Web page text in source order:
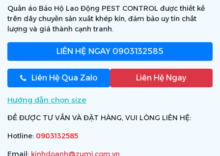
Quần áo Bảo Hộ Lao Động PEST CONTROL được thiết kế
trên dây chuyền sản xuất khép kín, đảm bảo uy tín chất
lượng và giá thành cạnh tranh.
LIÊN HỆ NGAY 0903132585
Liên Hệ Qua Zalo Liên Hệ Ngay
Hướng dẫn chọn size
ĐỂ ĐƯỢC TƯ VẤN VÀ ĐẶT HÀNG, VUI LÒNG LIÊN HỆ:
Hotline: 0903132585
Email: kinhdoanh@zumi.com.vn